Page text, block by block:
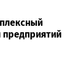
предприятий